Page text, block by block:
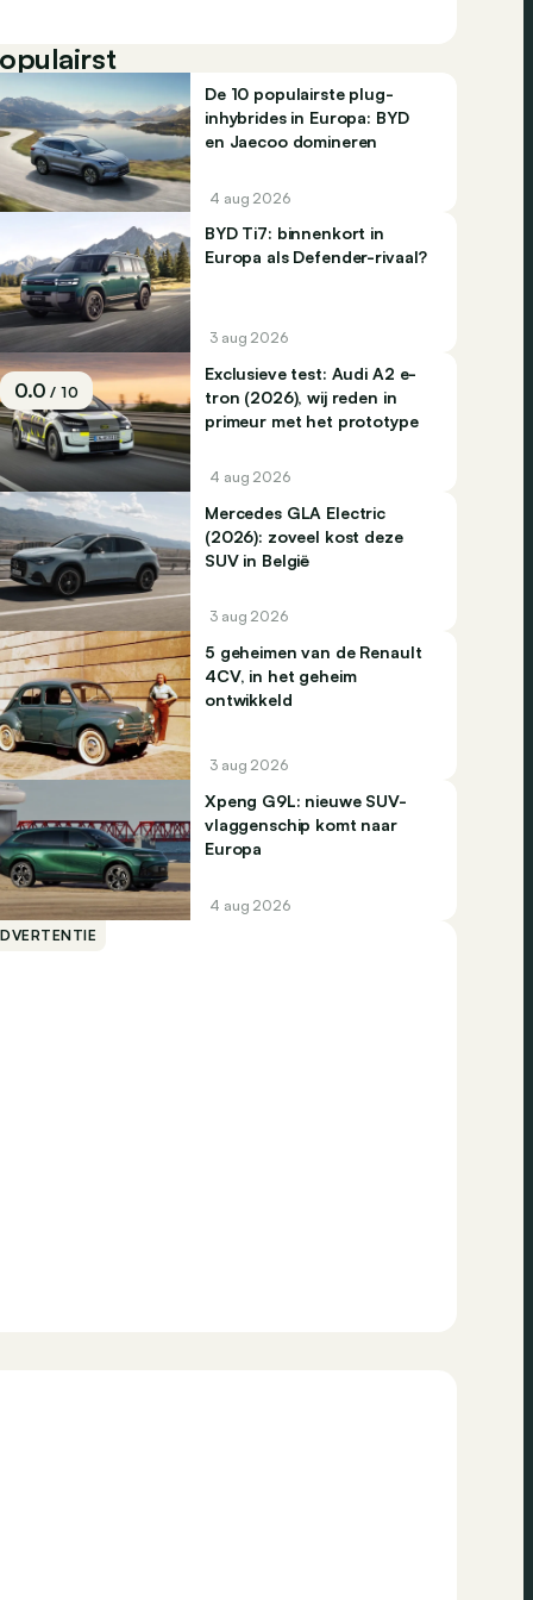
De 10 populairste plug-
inhybrides in Europa: BYD
en Jaecoo domineren
4 aug 2026
BYD Ti7: binnenkort in
Europa als Defender-rivaal?
3 aug 2026
0.0/ 10
Exclusieve test: Audi A2 e-
tron (2026), wij reden in
primeur met het prototype
4 aug 2026
Mercedes GLA Electric
(2026): zoveel kost deze
SUV in België
3 aug 2026
5 geheimen van de Renault
4CV, in het geheim
ontwikkeld
3 aug 2026
Xpeng G9L: nieuwe SUV-
vlaggenschip komt naar
Europa
4 aug 2026